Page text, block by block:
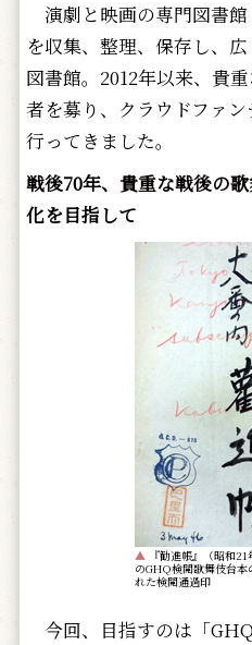
演劇と映画の専門図書
を収集、整理、保存し、
図書館。2012年以来、貴
者を募り、クラウドファ
行ってきました。
戦後70年、貴重な戦後の
化を目指して
▲ 『勧進帳』（昭和21
のGHQ検閲歌舞伎台本
れた検閲通過印
今回、目指すのは「